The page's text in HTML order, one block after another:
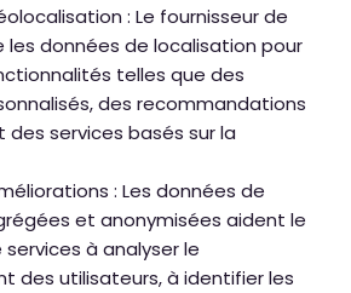
: Le fournisseur de
les données de localisation pour
telles que des
des recommandations
services basés sur la
: Les données de
et anonymisées aident le
à analyser le
des utilisateurs, à identifier les